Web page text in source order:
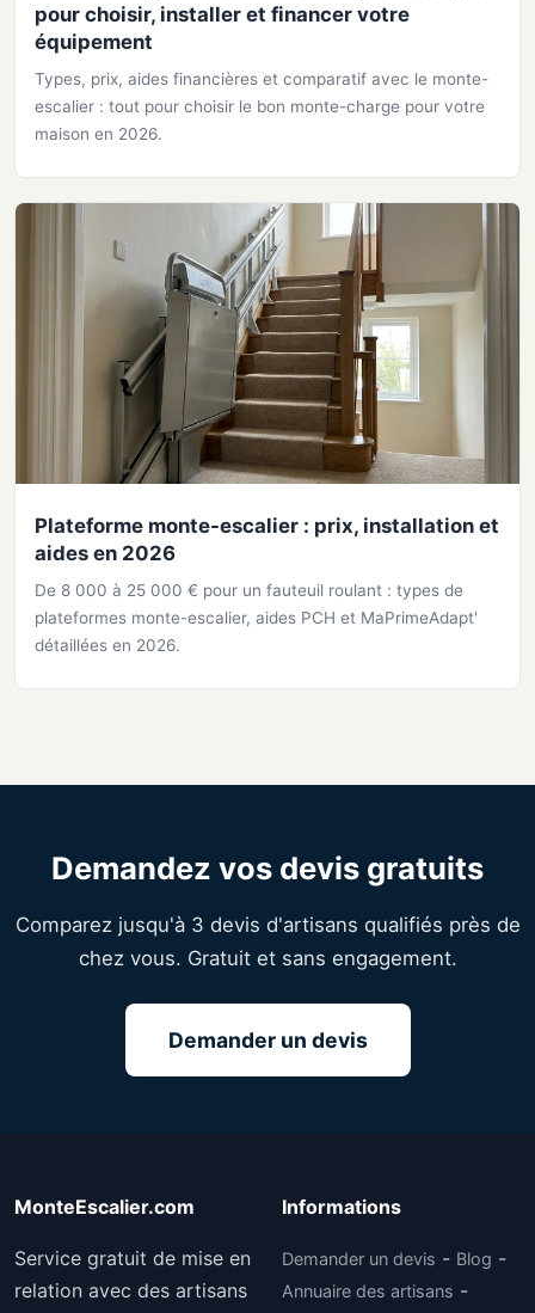
pour choisir, installer et financer votre
équipement
Types, prix, aides financières et comparatif avec le monte-
escalier : tout pour choisir le bon monte-charge pour votre
maison en 2026.
Plateforme monte-escalier : prix, installation et
aides en 2026
De 8 000 à 25 000 € pour un fauteuil roulant : types de
plateformes monte-escalier, aides PCH et MaPrimeAdapt'
détaillées en 2026.
Demandez vos devis gratuits
Comparez jusqu'à 3 devis d'artisans qualifiés près de
chez vous. Gratuit et sans engagement.
Demander un devis
MonteEscalier.com
Service gratuit de mise en
relation avec des artisans
Informations
Demander un devis - Blog -
Annuaire des artisans -